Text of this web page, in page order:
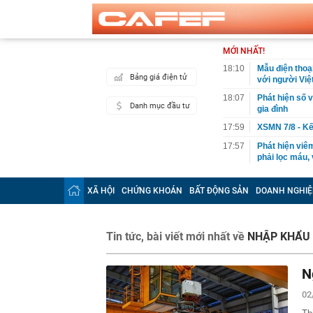
Bảng giá điện tử
Danh mục đầu tư
MỚI NHẤT!
18:10
Mẫu điện
với người
18:07
Phát hiện số
gia đình
17:59
XSMN 7/8 -
17:57
Phát hiện
phải lọc máu,
17:52
9 loại rau
17:48
45 tuổi tôi
người trung
17:33
Thu phí cao
17:22
Nên làm gì
17:15
4 thói quen
XÃ HỘI CHỨNG KHOÁN BẤT ĐỘNG SẢN DOANH
Tin tức, bài viết mới nhất về NHẬP KHẨU